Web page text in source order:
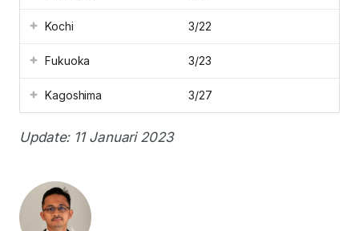
Kochi 3/22
Fukuoka 3/23
Kagoshima 3/27
Update: 11 Januari 2023